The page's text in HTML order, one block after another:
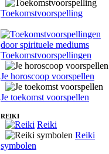
Toekomstvoorspelling
Toekomstvoorspellingen
Je horoscoop voorspellen
Je toekomst voorspellen
REIKI
Reiki
Reiki
symbolen